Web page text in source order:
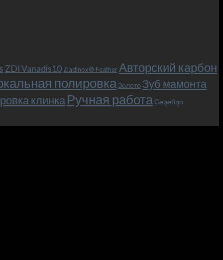
ZDI Vanadis10 Zladinox® FeatherАвторский карбон
полировка Золото Зуб мамонта
клинкаРучная работа Серебро